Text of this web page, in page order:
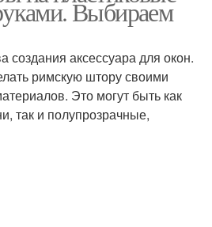
Штора на липучке
Выбираем
аксессуара для окон.
римскую штору своими
Это могут быть как
так и полупрозрачные,